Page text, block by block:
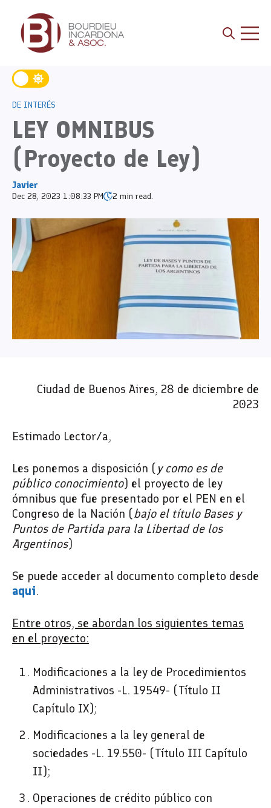
Open
DE INTERÉS
LEY OMNIBUS
(Proyecto de Ley)
Javier
Dec 28, 2023 1:08:33 PM 2 min read.
Ciudad de Buenos Aires, 28 de diciembre de
2023
Estimado Lector/a,
Les ponemos a disposición ( y como es de
público conocimiento) el proyecto de ley
ómnibus que fue presentado por el PEN en el
Congreso de la Nación (bajo el título Bases y
Puntos de Partida para la Libertad de los
Argentinos)
Se puede acceder al documento completo desde
aqui.
Entre otros, se abordan los siguientes temas
en el proyecto:
Modificaciones a la ley de Procedimientos
Administrativos -L. 19549- (Título II
Capítulo IX);
Modificaciones a la ley general de
sociedades -L. 19.550- (Título III Capítulo
II);
Operaciones de crédito público con